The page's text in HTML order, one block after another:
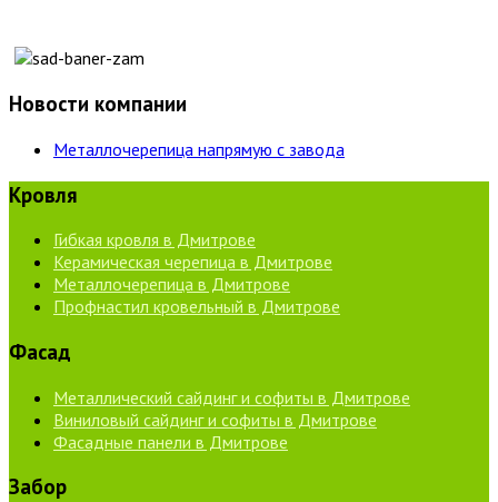
Новости компании
Металлочерепица напрямую с завода
Кровля
Гибкая кровля в Дмитрове
Керамическая черепица в Дмитрове
Металлочерепица в Дмитрове
Профнастил кровельный в Дмитрове
Фасад
Металлический сайдинг и софиты в Дмитрове
Виниловый сайдинг и софиты в Дмитрове
Фасадные панели в Дмитрове
Забор